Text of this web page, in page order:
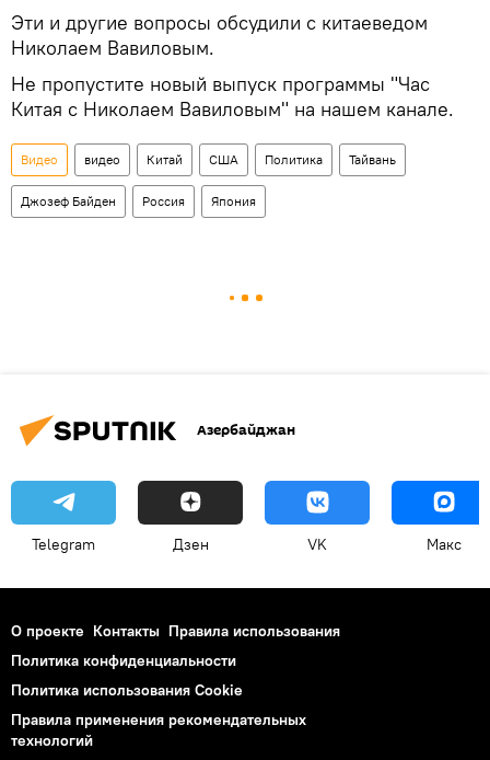
Эти и другие вопросы обсудили с китаеведом
Николаем Вавиловым.
Не пропустите новый выпуск программы "Час
Китая с Николаем Вавиловым" на нашем канале.
Видео видео Китай США Политика Тайвань
Джозеф Байден Россия Япония
Азербайджан
Telegram Дзен VK Макс
О проекте Контакты Правила использования
Политика конфиденциальности
Политика использования Cookie
Правила применения рекомендательных
технологий